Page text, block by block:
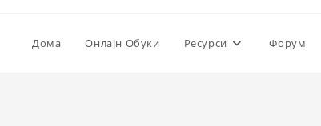
Дома Онлајн Обуки Ресурси Форум